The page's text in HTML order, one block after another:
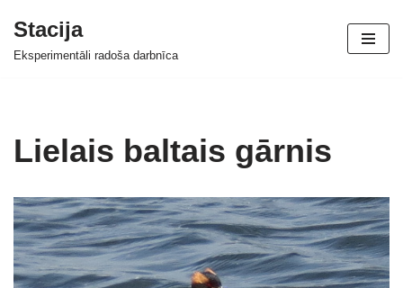
Skip
Stacija
Eksperimentāli radoša darbnīca
Lielais baltais gārnis